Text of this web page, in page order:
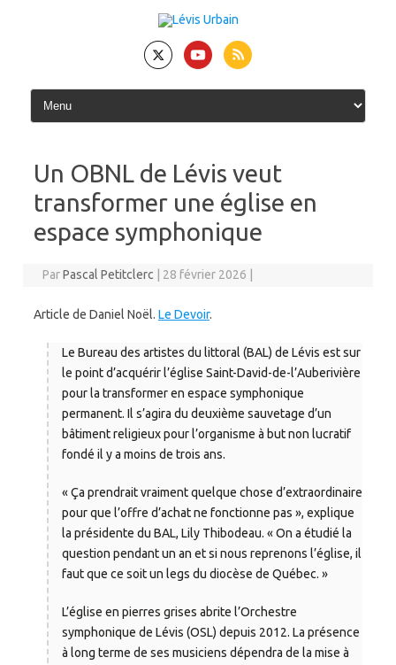
Un OBNL de Lévis veut
transformer une église en
espace symphonique
ParPascal Petitclerc 28 février 2026
Article de Daniel Noël. Le Devoir.
Le Bureau des artistes du littoral (BAL) de Lévis est sur
le point d’acquérir l’église Saint-David-de-l’Auberivière
pour la transformer en espace symphonique
permanent. Il s’agira du deuxième sauvetage d’un
bâtiment religieux pour l’organisme à but non lucratif
fondé il y a moins de trois ans.
« Ça prendrait vraiment quelque chose d’extraordinaire
pour que l’offre d’achat ne fonctionne pas », explique
la présidente du BAL, Lily Thibodeau. « On a étudié la
question pendant un an et si nous reprenons l’église, il
faut que ce soit un legs du diocèse de Québec. »
L’église en pierres grises abrite l’Orchestre
symphonique de Lévis (OSL) depuis 2012. La présence
à long terme de ses musiciens dépendra de la mise à